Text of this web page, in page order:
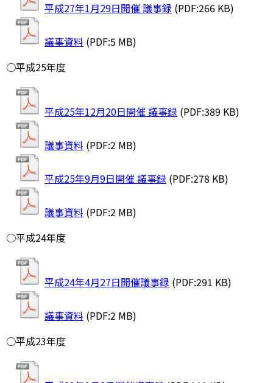
平成27年1月29日開催 議事録 (PDF:266 KB)
議事資料 (PDF:5 MB)
○平成25年度
平成25年12月20日開催 議事録 (PDF:389 KB)
議事資料 (PDF:2 MB)
平成25年9月9日開催 議事録 (PDF:278 KB)
議事資料 (PDF:2 MB)
○平成24年度
平成24年4月27日開催議事録 (PDF:291 KB)
議事資料 (PDF:2 MB)
○平成23年度